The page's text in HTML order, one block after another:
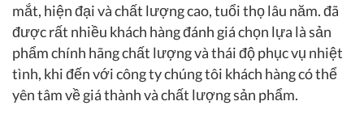
mắt, hiện đại và chất lượng cao, tuổi thọ lâu năm. đã
được rất nhiều khách hàng đánh giá chọn lựa là sản
phẩm chính hãng chất lượng và thái độ phục vụ nhiệt
tình, khi đến với công ty chúng tôi khách hàng có thể
yên tâm về giá thành và chất lượng sản phẩm.